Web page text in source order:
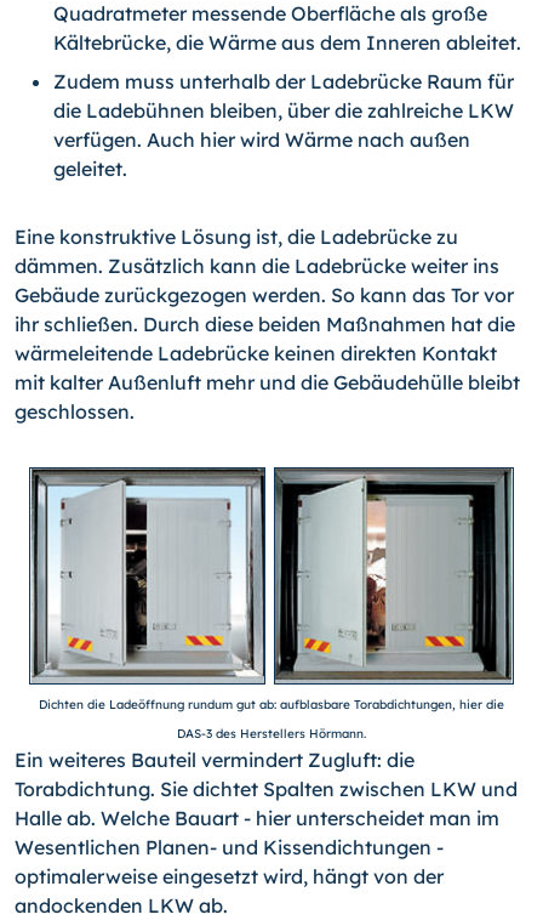
Quadratmeter messende Oberfläche als große
Kältebrücke, die Wärme aus dem Inneren ableitet.
Zudem muss unterhalb der Ladebrücke Raum für
die Ladebühnen bleiben, über die zahlreiche LKW
verfügen. Auch hier wird Wärme nach außen
geleitet.
Eine konstruktive Lösung ist, die Ladebrücke zu
dämmen. Zusätzlich kann die Ladebrücke weiter ins
Gebäude zurückgezogen werden. So kann das Tor vor
ihr schließen. Durch diese beiden Maßnahmen hat die
wärmeleitende Ladebrücke keinen direkten Kontakt
mit kalter Außenluft mehr und die Gebäudehülle bleibt
geschlossen.
Dichten die Ladeöffnung rundum gut ab: aufblasbare Torabdichtungen, hier die
DAS-3 des Herstellers Hörmann.
Ein weiteres Bauteil vermindert Zugluft: die
Torabdichtung. Sie dichtet Spalten zwischen LKW und
Halle ab. Welche Bauart - hier unterscheidet man im
Wesentlichen Planen- und Kissendichtungen -
optimalerweise eingesetzt wird, hängt von der
andockenden LKW ab.